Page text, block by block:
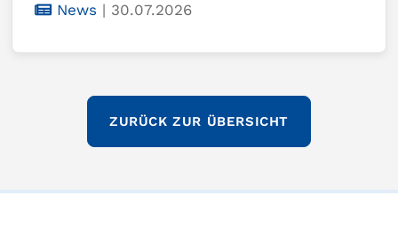
News | 30.07.2026
ZURÜCK ZUR ÜBERSICHT